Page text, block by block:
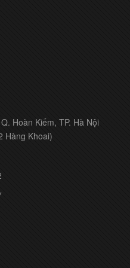
Hoàn Kiếm, TP. Hà Nội
Hàng Khoai)